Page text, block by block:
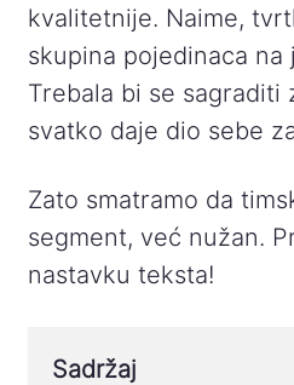
kvalitetnije. Naime,
skupina pojedinaca na
Trebala bi se sagraditi
svatko daje dio sebe
Zato smatramo da
segment, već nužan.
nastavku teksta!
Sadržaj